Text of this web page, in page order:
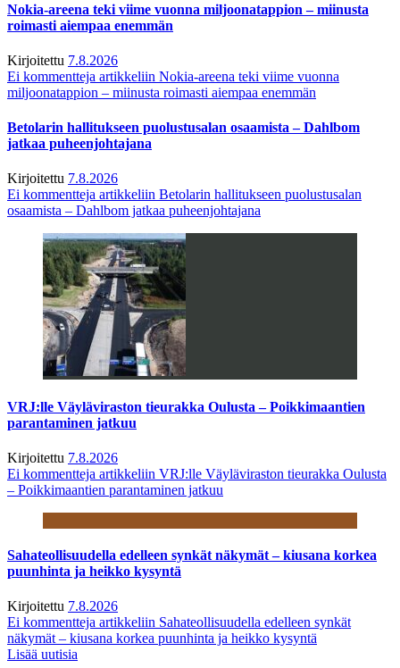
Nokia-areena teki viime vuonna miljoonatappion – miinusta
roimasti aiempaa enemmän
Kirjoitettu 7.8.2026
Ei kommentteja artikkeliin Nokia-areena teki viime vuonna
miljoonatappion – miinusta roimasti aiempaa enemmän
Betolarin hallitukseen puolustusalan osaamista – Dahlbom
jatkaa puheenjohtajana
Kirjoitettu 7.8.2026
Ei kommentteja artikkeliin Betolarin hallitukseen puolustusalan
osaamista – Dahlbom jatkaa puheenjohtajana
VRJ:lle Väyläviraston tieurakka Oulusta – Poikkimaantien
parantaminen jatkuu
Kirjoitettu 7.8.2026
Ei kommentteja artikkeliin VRJ:lle Väyläviraston tieurakka Oulusta
– Poikkimaantien parantaminen jatkuu
Sahateollisuudella edelleen synkät näkymät – kiusana korkea
puunhinta ja heikko kysyntä
Kirjoitettu 7.8.2026
Ei kommentteja artikkeliin Sahateollisuudella edelleen synkät
näkymät – kiusana korkea puunhinta ja heikko kysyntä
Lisää uutisia